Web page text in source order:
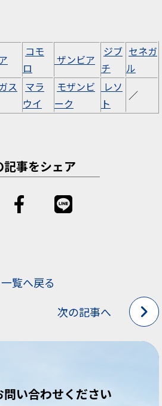
コモ
ロ
ザンビア
ジブ
チ
セネガ
ル
ス
マラ
ウイ
モザンビ
ーク
レソ
ト
／
記事をシェア
一覧へ戻る
次の記事へ
問い合わせください